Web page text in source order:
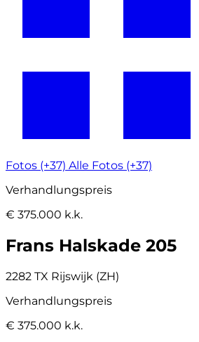
Fotos (+37) Alle Fotos (+37)
Verhandlungspreis
€ 375.000 k.k.
Frans Halskade 205
2282 TX Rijswijk (ZH)
Verhandlungspreis
€ 375.000 k.k.